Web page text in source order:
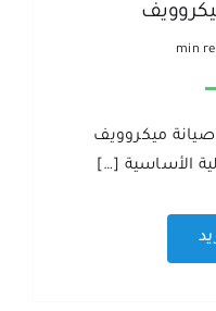
ميكروويف
الأساسية […]